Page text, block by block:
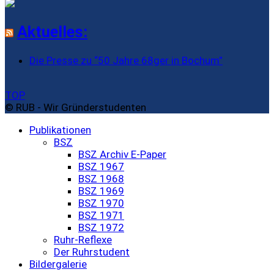
Aktuelles:
Die Presse zu “50 Jahre 68ger in Bochum”
TOP
© RUB - Wir Gründerstudenten
Publikationen
BSZ
BSZ Archiv E-Paper
BSZ 1967
BSZ 1968
BSZ 1969
BSZ 1970
BSZ 1971
BSZ 1972
Ruhr-Reflexe
Der Ruhrstudent
Bildergalerie